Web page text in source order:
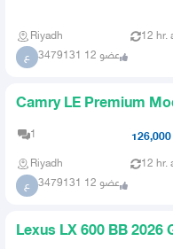
Riyadh 12 hr.
ع عضو 12 3479131
Camry LE Premium
1 126,000
Riyadh 12 hr.
ع عضو 12 3479131
Lexus LX 600 BB 2026 Gulf Model